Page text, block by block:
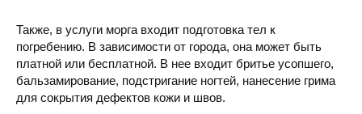
Также, в услуги морга входит подготовка тел к
погребению. В зависимости от города, она может быть
платной или бесплатной. В нее входит бритье усопшего,
бальзамирование, подстригание ногтей, нанесение грима
для сокрытия дефектов кожи и швов.